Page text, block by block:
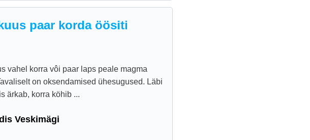
paar korda öösiti
vahel korra vôi paar laps peale magma
on oksendamised ühesugused. Läbi
ärkab, korra köhib ...
Veskimägi